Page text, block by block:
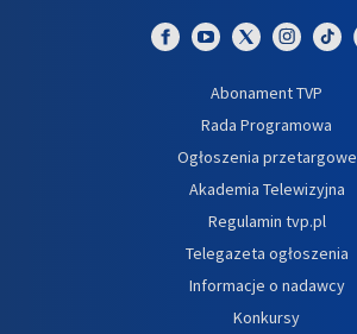
Abonament TVP
Rada Programowa
Ogłoszenia przetargowe
Akademia Telewizyjna
Regulamin tvp.pl
Telegazeta ogłoszenia
Informacje o nadawcy
Konkursy